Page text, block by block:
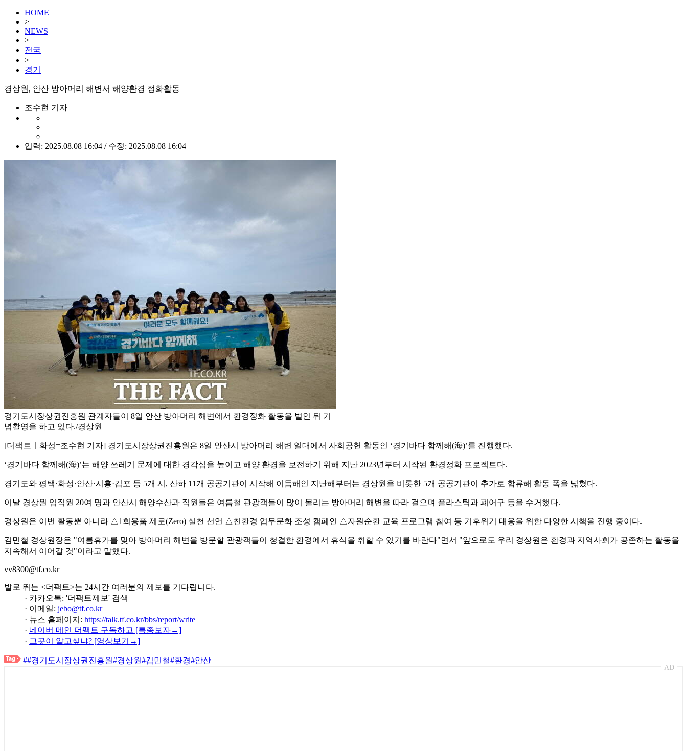
HOME
>
NEWS
>
전국
>
경기
경상원, 안산 방아머리 해변서 해양환경 정화활동
조수현 기자
입력: 2025.08.08 16:04 / 수정: 2025.08.08 16:04
경기도시장상권진흥원 관계자들이 8일 안산 방아머리 해변에서 환경정화 활동을 벌인 뒤 기
념촬영을 하고 있다./경상원
[더팩트ㅣ화성=조수현 기자] 경기도시장상권진흥원은 8일 안산시 방아머리 해변 일대에서 사회공헌 활동인 ‘경기바다 함께해(海)’를 진행했다.
‘경기바다 함께해(海)’는 해양 쓰레기 문제에 대한 경각심을 높이고 해양 환경을 보전하기 위해 지난 2023년부터 시작된 환경정화 프로젝트다.
경기도와 평택·화성·안산·시흥·김포 등 5개 시, 산하 11개 공공기관이 시작해 이듬해인 지난해부터는 경상원을 비롯한 5개 공공기관이 추가로 합류해 활동 폭을 넓혔다.
이날 경상원 임직원 20여 명과 안산시 해양수산과 직원들은 여름철 관광객들이 많이 몰리는 방아머리 해변을 따라 걸으며 플라스틱과 폐어구 등을 수거했다.
경상원은 이번 활동뿐 아니라 △1회용품 제로(Zero) 실천 선언 △친환경 업무문화 조성 캠페인 △자원순환 교육 프로그램 참여 등 기후위기 대응을 위한 다양한 시책을 진행 중이다.
김민철 경상원장은 "여름휴가를 맞아 방아머리 해변을 방문할 관광객들이 청결한 환경에서 휴식을 취할 수 있기를 바란다"면서 "앞으로도 우리 경상원은 환경과 지역사회가 공존하는 활동을
지속해서 이어갈 것"이라고 말했다.
vv8300@tf.co.kr
발로 뛰는 <더팩트>는 24시간 여러분의 제보를 기다립니다.
· 카카오톡: '더팩트제보' 검색
· 이메일: jebo@tf.co.kr
· 뉴스 홈페이지: https://talk.tf.co.kr/bbs/report/write
· 네이버 메인 더팩트 구독하고 [특종보자→]
· 그곳이 알고싶냐? [영상보기→]
##경기도시장상권진흥원#경상원#김민철#환경#안산
AD